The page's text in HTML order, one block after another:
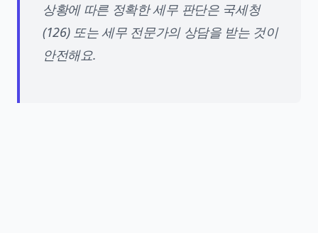
상황에 따른 정확한 세무 판단은 국세청
(126) 또는 세무 전문가의 상담을 받는 것이
안전해요.